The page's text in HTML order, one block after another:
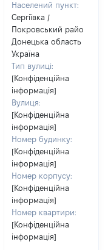
Населений пункт:
Сергіївка /
Покровський район /
Донецька область /
Україна
Тип вулиці:
[Конфіденційна
інформація]
Вулиця:
[Конфіденційна
інформація]
Номер будинку:
[Конфіденційна
інформація]
Номер корпусу:
[Конфіденційна
інформація]
Номер квартири:
[Конфіденційна
інформація]